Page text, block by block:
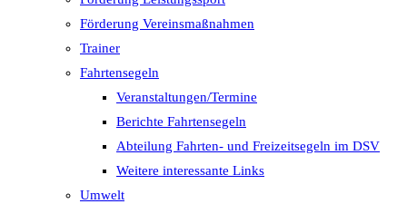
Förderung Vereinsmaßnahmen
Trainer
Fahrtensegeln
Veranstaltungen/Termine
Berichte Fahrtensegeln
Abteilung Fahrten- und Freizeitsegeln im DSV
Weitere interessante Links
Umwelt